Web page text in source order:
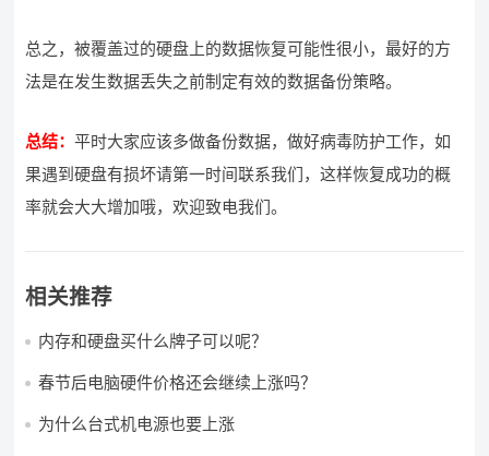
总之，被覆盖过的硬盘上的数据恢复可能性很小，最好的方
法是在发生数据丢失之前制定有效的数据备份策略。
总结：平时大家应该多做备份数据，做好病毒防护工作，如
果遇到硬盘有损坏请第一时间联系我们，这样恢复成功的概
率就会大大增加哦，欢迎致电我们。
相关推荐
内存和硬盘买什么牌子可以呢？
春节后电脑硬件价格还会继续上涨吗？
为什么台式机电源也要上涨